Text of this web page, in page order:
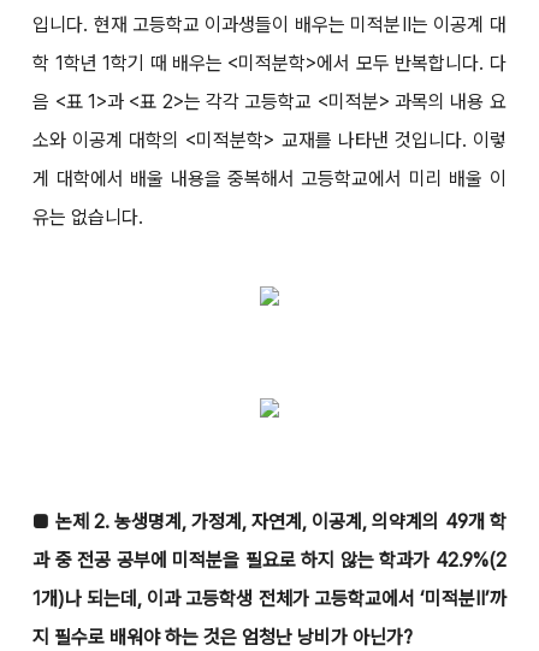
입니다. 현재 고등학교 이과생들이 배우는 미적분Ⅱ는 이공계 대
학 1학년 1학기 때 배우는 <미적분학>에서 모두 반복합니다. 다
음 <표 1>과 <표 2>는 각각 고등학교 <미적분> 과목의 내용 요
소와 이공계 대학의 <미적분학> 교재를 나타낸 것입니다. 이렇
게 대학에서 배울 내용을 중복해서 고등학교에서 미리 배울 이
유는 없습니다.
■ 논제 2. 농생명계, 가정계, 자연계, 이공계, 의약계의 49개 학
과 중 전공 공부에 미적분을 필요로 하지 않는 학과가 42.9%(2
1개)나 되는데, 이과 고등학생 전체가 고등학교에서 ‘미적분Ⅱ’까
지 필수로 배워야 하는 것은 엄청난 낭비가 아닌가?